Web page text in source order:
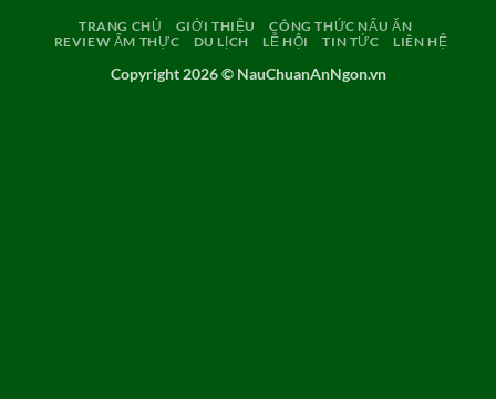
TRANG CHỦ GIỚI THIỆU
CÔNG THỨC NẤU ĂN
REVIEW ẨM THỰC
DU LỊCH LỄ HỘI TIN TỨC LIÊN HỆ
Copyright 2026 © NauChuanAnNgon.vn